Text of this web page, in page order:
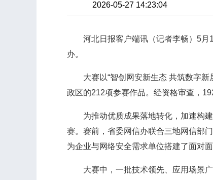
2026-05-27 14:23:04
河北日报客户端讯（记者李畅）5月
办。
大赛以“智创网安新生态 共筑数字新
政区的212项参赛作品。经资格审查，
为推动优质成果落地转化，加速构建
赛。赛前，省委网信办联合三地网信部
为企业与网络安全需求单位搭建了面对面
大赛中，一批技术领先、应用场景广